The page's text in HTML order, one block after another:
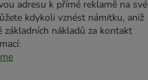
adresu k přímé reklamě na své
kdykoli vznést námitku, aniž
nákladů za kontakt